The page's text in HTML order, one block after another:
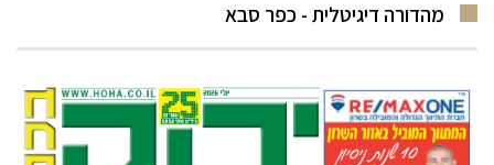
מהדורה דיגיטלית - כפר סבא